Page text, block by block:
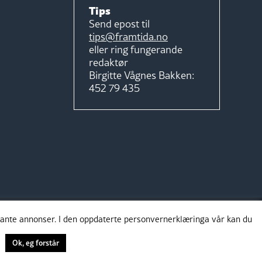
Tips
Send epost til
tips@framtida.no
eller ring fungerande
redaktør
Birgitte Vågnes Bakken:
452 79 435
annonser. I den oppdaterte personvernerklæringa vår kan du
Ok, eg forstår